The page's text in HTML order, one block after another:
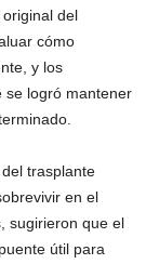
del
cómo
y los
se logró mantener
trasplante
en el
sugirieron que el
útil para